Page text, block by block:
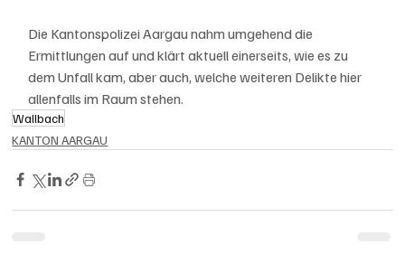
Die Kantonspolizei Aargau nahm umgehend die
Ermittlungen auf und klärt aktuell einerseits, wie es zu
dem Unfall kam, aber auch, welche weiteren Delikte hier
allenfalls im Raum stehen.
Wallbach
KANTON AARGAU